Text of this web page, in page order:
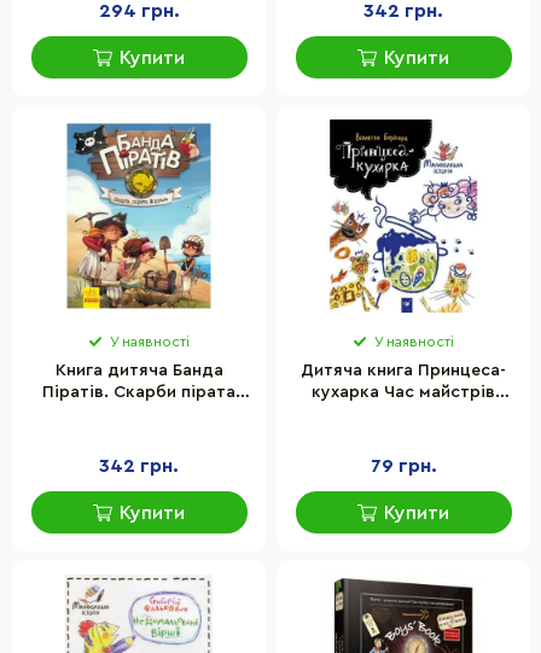
294 грн.
Купити
342 грн.
Купити
У наявності
Книга дитяча Банда
Піратів. Скарби пірата
342 грн.
Купити
У наявності
Дитяча книга Принцеса-
кухарка Час майстрів
79 грн.
Купити